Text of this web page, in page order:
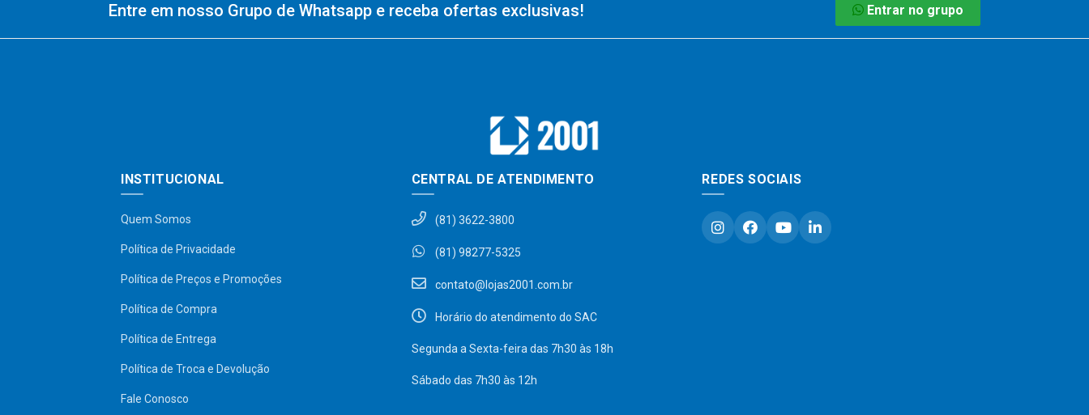
Entre em nosso Grupo de Whatsapp e receba ofertas exclusivas! Entrar no grupo
INSTITUCIONAL
Quem Somos
Política de Privacidade
Política de Preços e Promoções
Política de Compra
Política de Entrega
Política de Troca e Devolução
Fale Conosco
CENTRAL DE ATENDIMENTO
(81) 3622-3800
(81) 98277-5325
contato@lojas2001.com.br
Horário do atendimento do SAC
Segunda a Sexta-feira das 7h30 às 18h
Sábado das 7h30 às 12h
REDES SOCIAIS